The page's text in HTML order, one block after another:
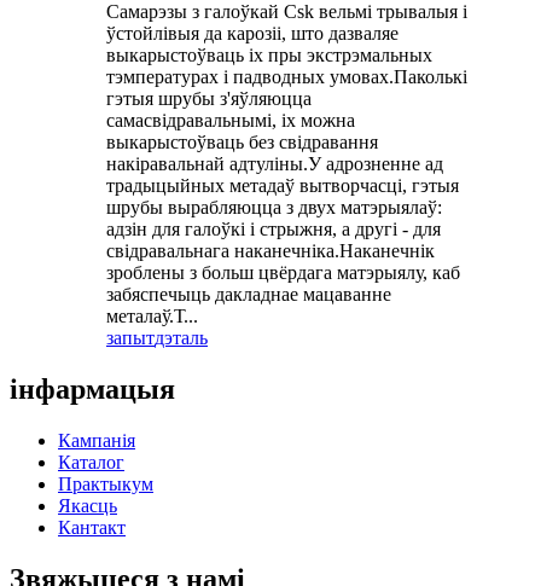
Самарэзы з галоўкай Csk вельмі трывалыя і
ўстойлівыя да карозіі, што дазваляе
выкарыстоўваць іх пры экстрэмальных
тэмпературах і падводных умовах.Паколькі
гэтыя шрубы з'яўляюцца
самасвідравальнымі, іх можна
выкарыстоўваць без свідравання
накіравальнай адтуліны.У адрозненне ад
традыцыйных метадаў вытворчасці, гэтыя
шрубы вырабляюцца з двух матэрыялаў:
адзін для галоўкі і стрыжня, ​​а другі - для
свідравальнага наканечніка.Наканечнік
зроблены з больш цвёрдага матэрыялу, каб
забяспечыць дакладнае мацаванне
металаў.Т...
запытдэталь
інфармацыя
Кампанія
Каталог
Практыкум
Якасць
Кантакт
Звяжыцеся з намі